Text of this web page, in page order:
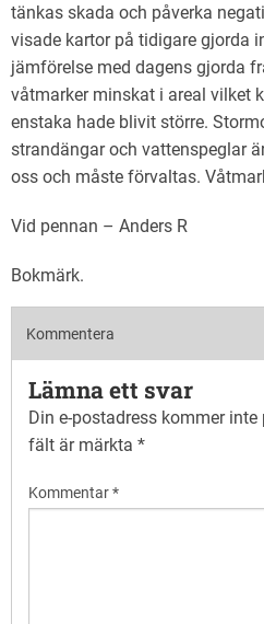
tänkas skada och påverka
visade kartor på tidigare gjorda
jämförelse med dagens gjorda
våtmarker minskat i areal vilket
enstaka hade blivit större.
strandängar och vattenspeglar
oss och måste förvaltas.
Vid pennan – Anders R
Bokmärk.
Kommentera
Lämna ett svar
Din e-postadress kommer inte
fält är märkta *
Kommentar*